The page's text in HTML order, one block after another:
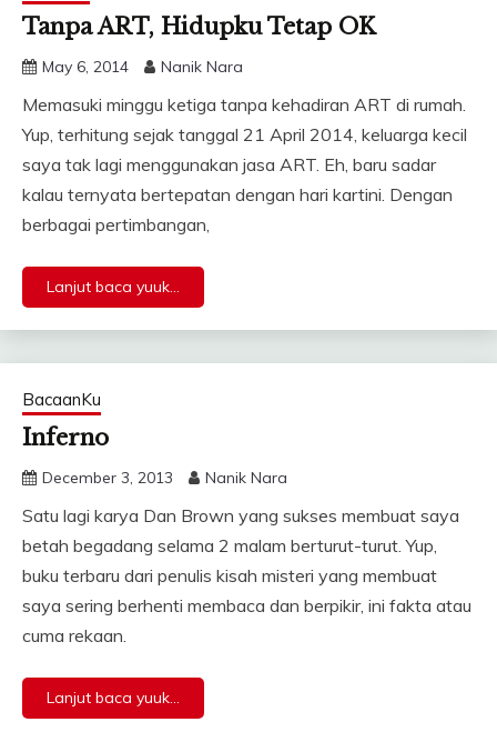
Tanpa ART, Hidupku Tetap OK
May 6, 2014 Nanik Nara
Memasuki minggu ketiga tanpa kehadiran ART di rumah.
Yup, terhitung sejak tanggal 21 April 2014, keluarga kecil
saya tak lagi menggunakan jasa ART. Eh, baru sadar
kalau ternyata bertepatan dengan hari kartini. Dengan
berbagai pertimbangan,
Lanjut baca yuuk...
BacaanKu
Inferno
December 3, 2013 Nanik Nara
Satu lagi karya Dan Brown yang sukses membuat saya
betah begadang selama 2 malam berturut-turut. Yup,
buku terbaru dari penulis kisah misteri yang membuat
saya sering berhenti membaca dan berpikir, ini fakta atau
cuma rekaan.
Lanjut baca yuuk...